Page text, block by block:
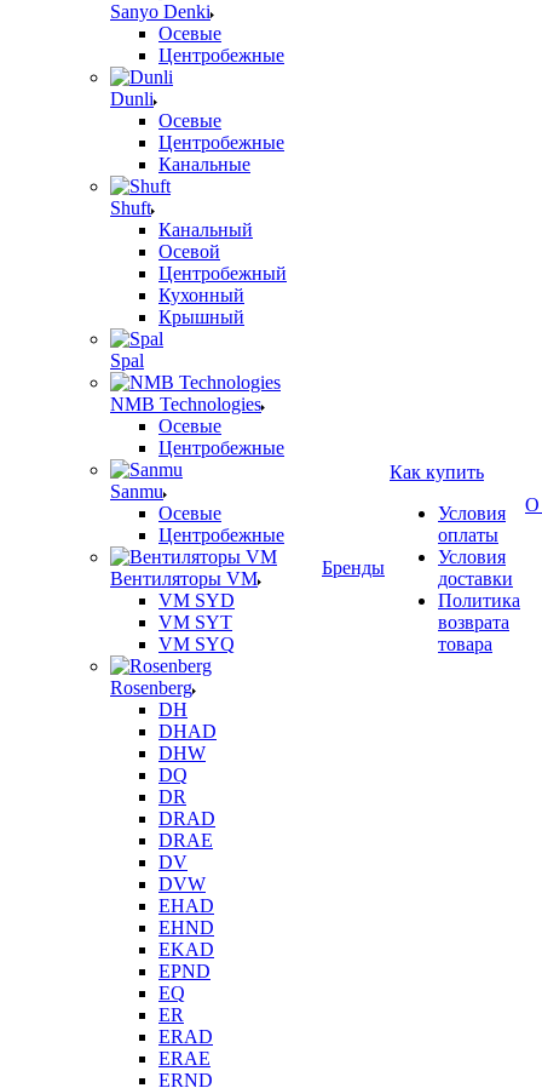
Sanyo Denki
Осевые
Центробежные
Dunli
Осевые
Центробежные
Канальные
Shuft
Канальный
Осевой
Центробежный
Кухонный
Крышный
Spal
NMB Technologies
Осевые
Центробежные
Sanmu
Осевые
Центробежные
Вентиляторы VM
VM SYD
VM SYT
VM SYQ
Rosenberg
DH
DHAD
DHW
DQ
DR
DRAD
DRAE
DV
DVW
EHAD
EHND
EKAD
EPND
EQ
ER
ERAD
ERAE
ERND
Бренды
Как купить
Условия
оплаты
Условия
доставки
Политика
возврата
товара
О